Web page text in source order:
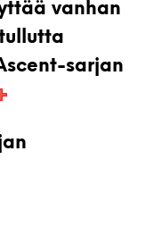
vanhan
sarjan